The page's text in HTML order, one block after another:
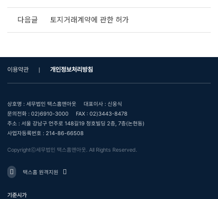
다음글 토지거래계약에 관한 허가
이용약관 개인정보처리방침
상호명 : 세무법인 택스홈앤아웃
대표이사 : 신웅식
문의전화 : 02)6910-3000
FAX : 02)3443-8478
주소 : 서울 강남구 언주로 148길19 청호빌딩 2층, 7층(논현동)
사업자등록번호 : 214-86-66508
Copyrightⓒ세무법인 택스홈앤아웃. All Rights Reserved.
택스홈 원격지원
기준시가